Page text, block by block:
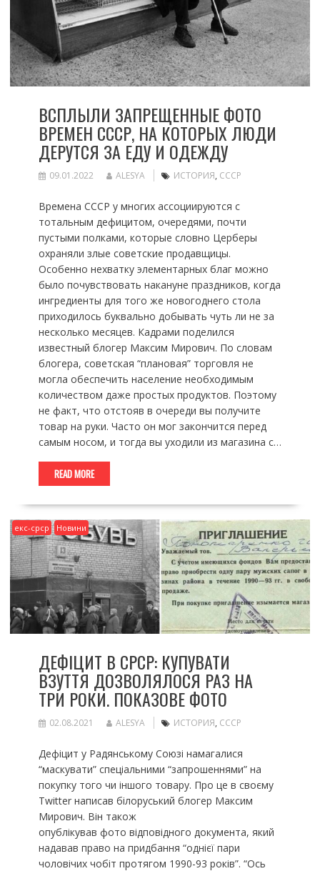
ВСПЛЫЛИ ЗАПРЕЩЕННЫЕ ФОТО
ВРЕМЕН СССР, НА КОТОРЫХ ЛЮДИ
ДЕРУТСЯ ЗА ЕДУ И ОДЕЖДУ
09.01.2022 ALESYA ИСТОРИЯ, СССР
Времена СССР у многих ассоциируются с
тотальным дефицитом, очередями, почти
пустыми полками, которые словно Церберы
охраняли злые советские продавщицы.
Особенно нехватку элементарных благ можно
было почувствовать накануне праздников, когда
ингредиенты для того же новогоднего стола
приходилось буквально добывать чуть ли не за
несколько месяцев. Кадрами поделился
известный блогер Максим Мирович. По словам
блогера, советская “плановая” торговля не
могла обеспечить население необходимым
количеством даже простых продуктов. Поэтому
не факт, что отстояв в очереди вы получите
товар на руки. Часто он мог закончится перед
самым носом, и тогда вы уходили из магазина с…
READ MORE
екс-срср Новини
ДЕФІЦИТ В СРСР: КУПУВАТИ
ВЗУТТЯ ДОЗВОЛЯЛОСЯ РАЗ НА
ТРИ РОКИ. ПОКАЗОВЕ ФОТО
02.08.2021 ALESYA ИСТОРИЯ, СССР
Дефіцит у Радянському Союзі намагалися
“маскувати” спеціальними “запрошеннями” на
покупку того чи іншого товару. Про це в своєму
Twitter написав білоруський блогер Максим
Мирович. Він також
опублікував фото відповідного документа, який
надавав право на придбання “однієї пари
чоловічих чобіт протягом 1990-93 років”. “Ось